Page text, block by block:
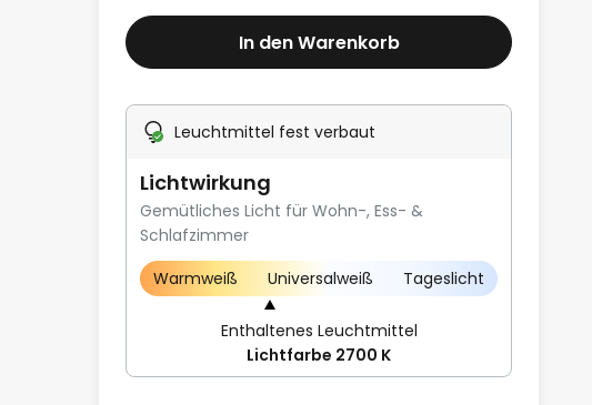
In den Warenkorb
Leuchtmittel fest verbaut
Lichtwirkung
Gemütliches Licht für Wohn-, Ess- &
Schlafzimmer
Warmweiß
Universalweiß Tageslicht
Enthaltenes Leuchtmittel
Lichtfarbe 2700 K